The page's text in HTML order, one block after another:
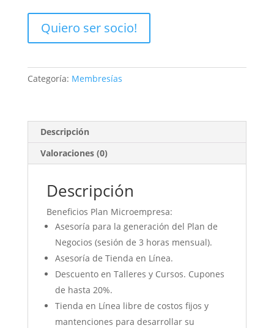
Micro
empresa
Quiero ser socio!
Categoría: Membresías
Descripción
Valoraciones (0)
Descripción
Beneficios Plan Microempresa:
Asesoría para la generación del Plan de
Negocios (sesión de 3 horas mensual).
Asesoría de Tienda en Línea.
Descuento en Talleres y Cursos. Cupones
de hasta 20%.
Tienda en Línea libre de costos fijos y
mantenciones para desarrollar su